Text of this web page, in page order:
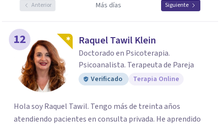
Anterior Más días Siguiente
12 Raquel Tawil Klein
Doctorado en Psicoterapia.
Psicoanalista. Terapeuta de Pareja
Verificado Terapia Online
Hola soy Raquel Tawil. Tengo más de treinta años
atendiendo pacientes en consulta privada. He aprendido